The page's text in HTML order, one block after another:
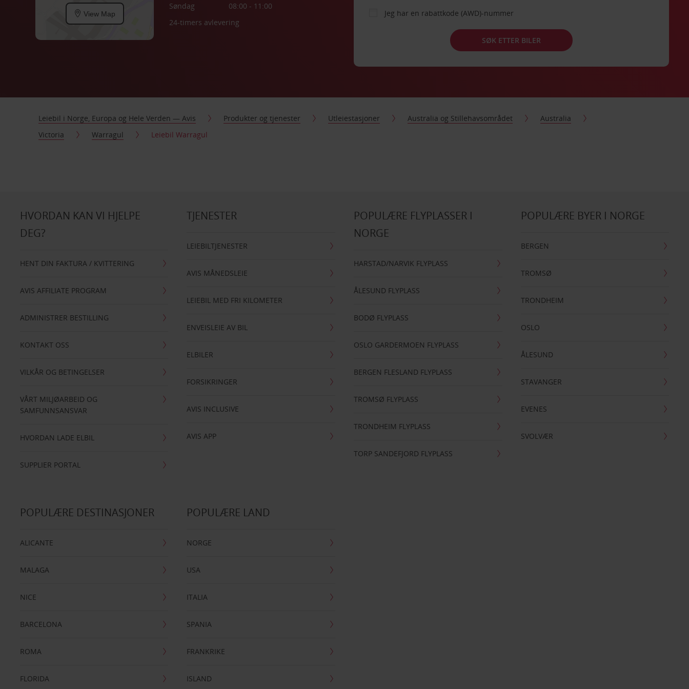
View Map
Søndag
08:00 - 11:00
24-timers avlevering
Jeg har en rabattkode (AWD)-nummer
SØK ETTER BILER
Leiebil i Norge, Europa og Hele Verden — Avis Produkter og tjenester Utleiestasjoner Australia og Stillehavsområdet
Australia
Victoria
Warragul Leiebil Warragul
HVORDAN KAN VI HJELPE
DEG?
HENT DIN FAKTURA / KVITTERING
AVIS AFFILIATE PROGRAM
ADMINISTRER BESTILLING
KONTAKT OSS
VILKÅR OG BETINGELSER
VÅRT MILJØARBEID OG
SAMFUNNSANSVAR
HVORDAN LADE ELBIL
SUPPLIER PORTAL
TJENESTER
LEIEBILTJENESTER
AVIS MÅNEDSLEIE
LEIEBIL MED FRI KILOMETER
ENVEISLEIE AV BIL
ELBILER
FORSIKRINGER
AVIS INCLUSIVE
AVIS APP
POPULÆRE FLYPLASSER I
NORGE
HARSTAD/NARVIK FLYPLASS
ÅLESUND FLYPLASS
BODØ FLYPLASS
OSLO GARDERMOEN FLYPLASS
BERGEN FLESLAND FLYPLASS
TROMSØ FLYPLASS
TRONDHEIM FLYPLASS
TORP SANDEFJORD FLYPLASS
POPULÆRE BYER I NORGE
BERGEN
TROMSØ
TRONDHEIM
OSLO
ÅLESUND
STAVANGER
EVENES
SVOLVÆR
POPULÆRE DESTINASJONER
ALICANTE
MALAGA
NICE
BARCELONA
ROMA
FLORIDA
POPULÆRE LAND
NORGE
USA
ITALIA
SPANIA
FRANKRIKE
ISLAND